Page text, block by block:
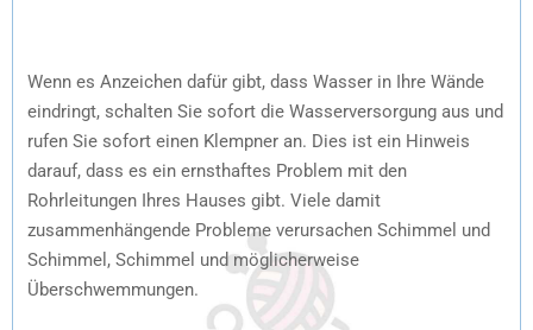
Wenn es Anzeichen dafür gibt, dass Wasser in Ihre Wände
eindringt, schalten Sie sofort die Wasserversorgung aus und
rufen Sie sofort einen Klempner an. Dies ist ein Hinweis
darauf, dass es ein ernsthaftes Problem mit den
Rohrleitungen Ihres Hauses gibt. Viele damit
zusammenhängende Probleme verursachen Schimmel und
Schimmel, Schimmel und möglicherweise
Überschwemmungen.